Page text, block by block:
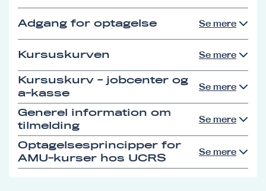
Adgang for optagelse Se mere
Kursuskurven Se mere
Kursuskurv - jobcenter og
a-kasse
Se mere
Generel information om
tilmelding
Se mere
Optagelsesprincipper for
AMU-kurser hos UCRS
Se mere